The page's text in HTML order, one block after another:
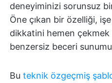
deneyiminizi sorunsuz
Öne çıkan bir özelliği, işe
dikkatini hemen çekmek
benzersiz beceri
Bu teknik özgeçmiş